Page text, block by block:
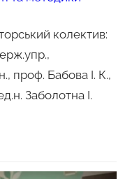
колектив:
проф. Бабова І. К.,
Заболотна І.